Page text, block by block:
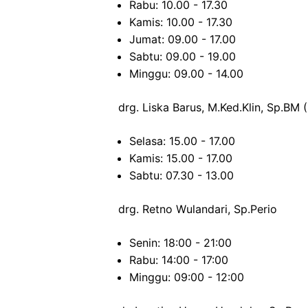
Rabu: 10.00 - 17.30
Kamis: 10.00 - 17.30
Jumat: 09.00 - 17.00
Sabtu: 09.00 - 19.00
Minggu: 09.00 - 14.00
drg. Liska Barus, M.Ked.Klin, Sp.BM
Selasa: 15.00 - 17.00
Kamis: 15.00 - 17.00
Sabtu: 07.30 - 13.00
drg. Retno Wulandari, Sp.Perio
Senin: 18:00 - 21:00
Rabu: 14:00 - 17:00
Minggu: 09:00 - 12:00